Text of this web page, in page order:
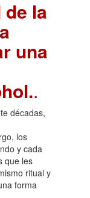
la
una
.
décadas,
los
y cada
que les
ritual y
forma